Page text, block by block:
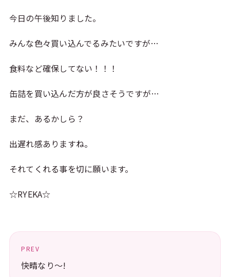
今日の午後知りました。
みんな色々買い込んでるみたいですが…
食料など確保してない！！！
缶詰を買い込んだ方が良さそうですが…
まだ、あるかしら？
出遅れ感ありますね。
それてくれる事を切に願います。
☆RYEKA☆
PREV
快晴なり〜!